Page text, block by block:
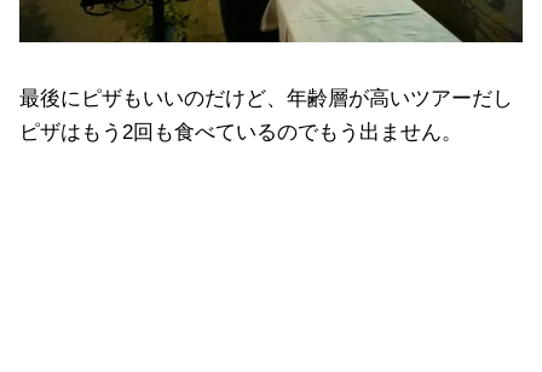
最後にピザもいいのだけど、年齢層が高いツアーだし
ピザはもう2回も食べているのでもう出ません。